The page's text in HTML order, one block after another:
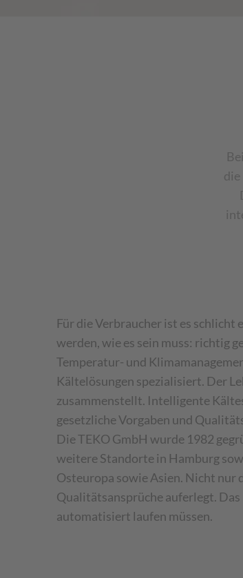
Für die Verbraucher ist es
werden, wie es sein muss: richtig
Temperatur- und
Kältelösungen spezialisiert. Der
zusammenstellt. Intelligente
gesetzliche Vorgaben und
Die TEKO GmbH wurde 1982
weitere Standorte in Hamburg
Osteuropa sowie Asien. Nicht nur
Qualitätsansprüche auferlegt.
automatisiert laufen müssen.